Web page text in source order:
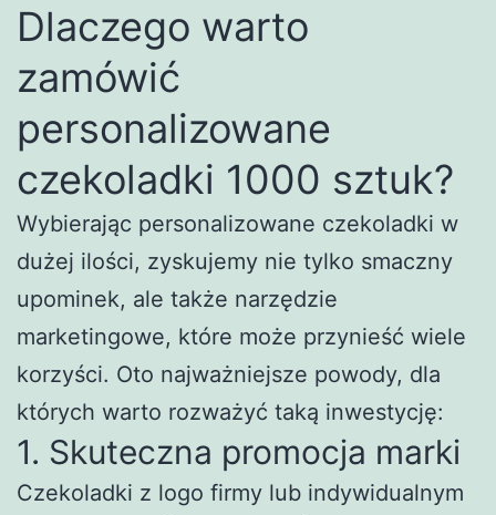
Dlaczego warto
zamówić
personalizowane
czekoladki 1000 sztuk?
Wybierając personalizowane czekoladki w
dużej ilości, zyskujemy nie tylko smaczny
upominek, ale także narzędzie
marketingowe, które może przynieść wiele
korzyści. Oto najważniejsze powody, dla
których warto rozważyć taką inwestycję:
1. Skuteczna promocja marki
Czekoladki z logo firmy lub indywidualnym